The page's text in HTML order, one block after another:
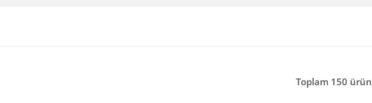
Toplam 150 ürün